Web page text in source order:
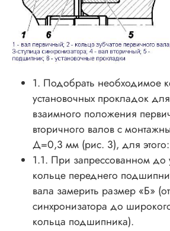
1. Подобрать необходимое
установочных прокладок
взаимного положения
вторичного валов с
Д=0,3 мм (рис. 3), для этого:
1.1. При запрессованном до
кольце переднего
вала замерить размер «Б»
синхронизатора до
кольца подшипника).